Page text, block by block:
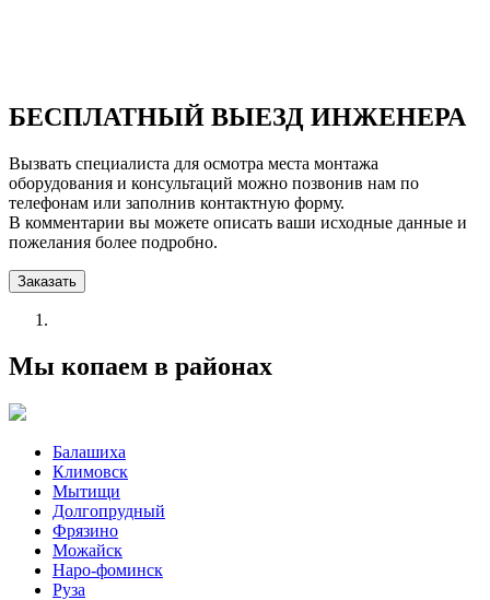
БЕСПЛАТНЫЙ ВЫЕЗД ИНЖЕНЕРА
Вызвать специалиста для осмотра места монтажа
оборудования и консультаций можно позвонив нам по
телефонам или заполнив контактную форму.
В комментарии вы можете описать ваши исходные данные и
пожелания более подробно.
Заказать
Мы копаем в районах
Балашиха
Климовск
Мытищи
Долгопрудный
Фрязино
Можайск
Наро-фоминск
Руза